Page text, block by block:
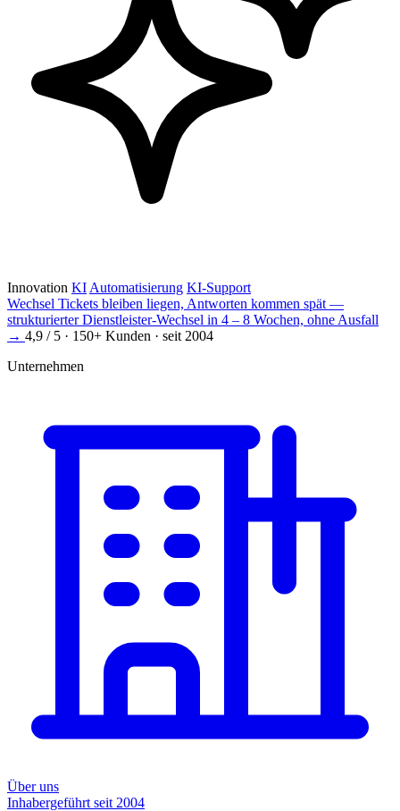
Innovation KI Automatisierung KI-Support
Wechsel Tickets bleiben liegen, Antworten kommen spät —
strukturierter Dienstleister-Wechsel in 4 – 8 Wochen, ohne Ausfall
→ 4,9 / 5 · 150+ Kunden · seit 2004
Unternehmen
Über uns
Inhabergeführt seit 2004